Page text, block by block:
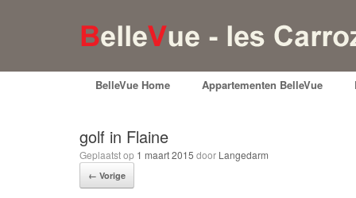
BelleVue Home Appartementen BelleVue
golf in Flaine
Geplaatst op 1 maart 2015 door Langedarm
← Vorige